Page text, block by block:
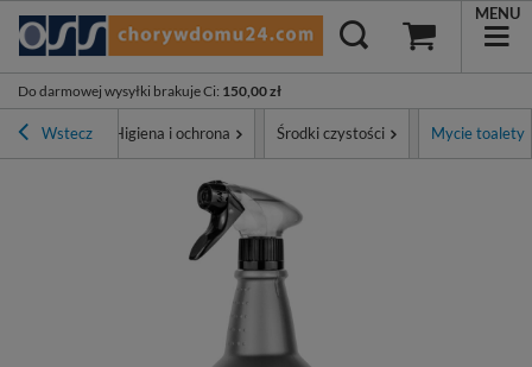
Do darmowej wysyłki brakuje Ci: 150,00 zł
MENU
Wstecz
główna Higiena i ochrona Środki czystości Mycie toalety